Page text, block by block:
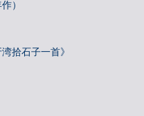
）
拾石子一首》